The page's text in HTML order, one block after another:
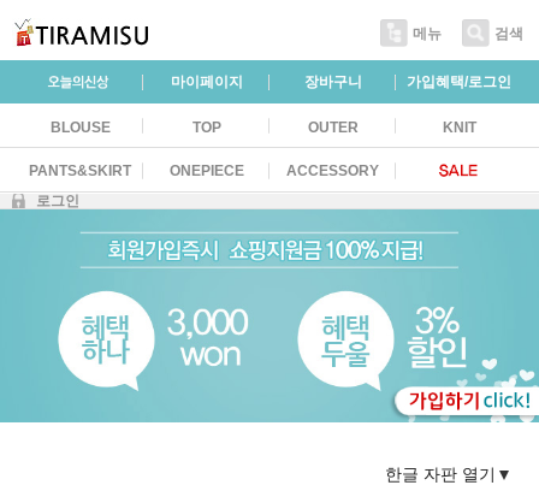
메뉴 검색
마이페이지 장바구니 가입혜택/로그인
BLOUSE TOP OUTER KNIT
PANTS&SKIRT ONEPIECE
ACCESSORY
로그인
한글 자판 열기